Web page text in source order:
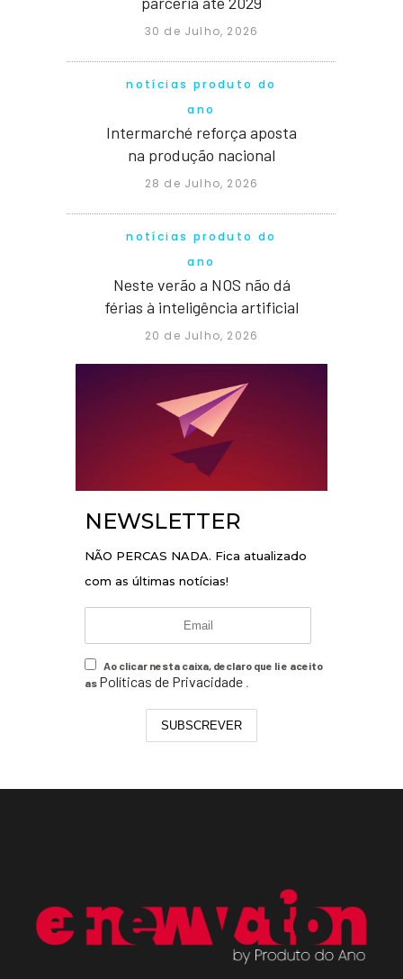
30 de Julho, 2026
notícias produto do
ano
Intermarché reforça aposta
na produção nacional
28 de Julho, 2026
notícias produto do
ano
Neste verão a NOS não dá
férias à inteligência artificial
20 de Julho, 2026
NEWSLETTER
NÃO PERCAS NADA. Fica atualizado
com as últimas notícias!
Ao clicar nesta caixa, declaro que li e aceito
as Políticas de Privacidade
SUBSCREVER